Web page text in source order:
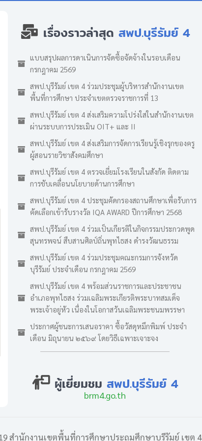
เรื่องราวล่าสุด สพป.บุรีรัมย์ 4
แบบสรุปผลการดาเนินการจัดซื้อจัดจ้างในรอบเดือน
กรกฎาคม 2569
สพป.บุรีรัมย์ เขต 4 ร่วมประชุมผู้บริหารสำนักงานเขต
พื้นที่การศึกษา ประจำเขตตรวจราชการที่ 13
สพป.บุรีรัมย์ เขต 4 ส่งเสริมความโปร่งใสในสำนักงานเขต
ผ่านระบบการประเมิน OIT+ และ II
สพป.บุรีรัมย์ เขต 4 ส่งเสริมการจัดการเรียนรู้เชิงรุกของครู
ผู้สอนรายวิชาสังคมศึกษา
สพป.บุรีรัมย์ เขต 4 ตรวจเยี่ยมโรงเรียนในสังกัด ติดตาม
การขับเคลื่อนนโยบายด้านการศึกษา
สพป.บุรีรัมย์ เขต 4 ประชุมคัดกรองสถานศึกษาเพื่อรับการ
คัดเลือกเข้ารับรางวัล IQA AWARD ปีการศึกษา 2568
สพป.บุรีรัมย์ เขต 4 ร่วมเป็นเกียรติในกิจกรรมประกวดพูด
สุนทรพจน์ สืบสานศิลป์ถิ่นพุทไธสง ดำรงวัฒนธรรม
สพป.บุรีรัมย์ เขต 4 ร่วมประชุมคณะกรมการจังหวัด
บุรีรัมย์ ประจำเดือน กรกฎาคม 2569
สพป.บุรีรัมย์ เขต 4 พร้อมส่วนราชการและประชาชน
อำเภอพุทไธสง ร่วมเฉลิมพระเกียรติพระบาทสมเด็จ
พระเจ้าอยู่หัว เนื่องในโอกาสวันเฉลิมพระชนมพรรษา
ประกาศผู้ชนะการเสนอราคา ซื้อวัสดุหมึกพิมพ์ ประจำ
เดือน มิถุนายน ๒๕๖๙ โดยวิธีเฉพาะเจาะจง
ผู้เยี่ยมชม สพป.บุรีรัมย์ 4
brm4.go.th
สำนักงานเขตพื้นที่การศึกษาประถมศึกษาบุรีรัมย์ เขต 4